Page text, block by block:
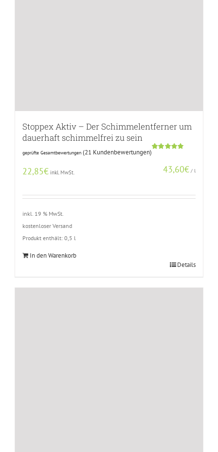
Stoppex Aktiv – Der Schimmelentferner um
dauerhaft schimmelfrei zu sein
von 5,
basierend
geprüfte Gesamtbewertungen (21 Kundenbewertungen)
22,85€ inkl. MwSt. 43,60€ / l
inkl. 19 % MwSt.
kostenloser Versand
Produkt enthält: 0,5 l
In den Warenkorb
Details